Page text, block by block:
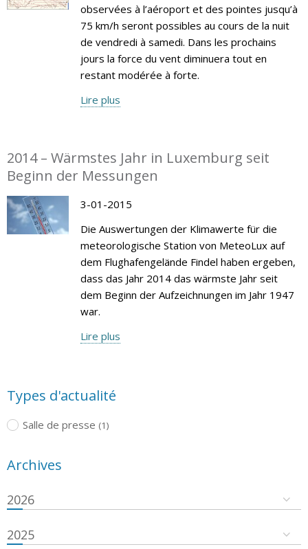
observées à l’aéroport et des pointes jusqu’à
75 km/h seront possibles au cours de la nuit
de vendredi à samedi. Dans les prochains
jours la force du vent diminuera tout en
restant modérée à forte.
Lire plus
2014 – Wärmstes Jahr in Luxemburg seit
Beginn der Messungen
3-01-2015
Die Auswertungen der Klimawerte für die
meteorologische Station von MeteoLux auf
dem Flughafengelände Findel haben ergeben,
dass das Jahr 2014 das wärmste Jahr seit
dem Beginn der Aufzeichnungen im Jahr 1947
war.
Lire plus
Types d'actualité
Salle de presse (1)
Archives
2026
2025